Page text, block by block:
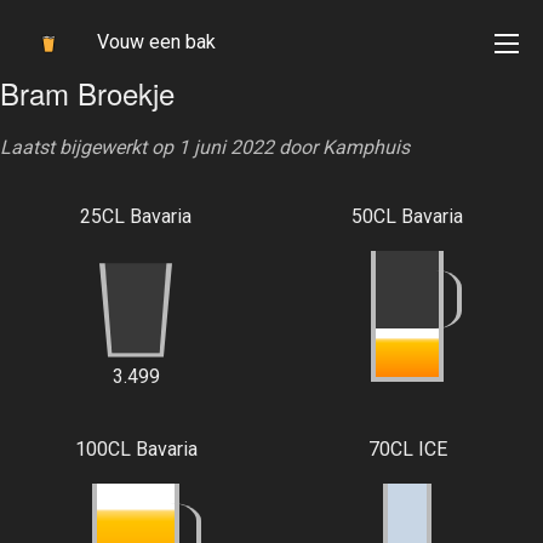
Vouw een bak
Bram Broekje
Laatst bijgewerkt op 1 juni 2022 doorKamphuis
25CL Bavaria
3.499
50CL Bavaria
100CL Bavaria 70CL ICE